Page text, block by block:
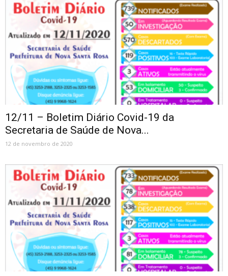
12/11 – Boletim Diário Covid-19 da
Secretaria de Saúde de Nova...
12 de novembro de 2020